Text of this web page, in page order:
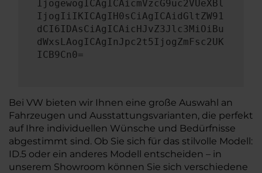
IjogewogICAgICAicmVzcG9uc2VUeXBl
IjogIiIKICAgIH0sCiAgICAidGltZW91
dCI6IDAsCiAgICAicHJvZ3Jlc3MiOiBu
dWxsLAogICAgInJpc2t5IjogZmFsc2UK
ICB9Cn0=
Bei VW bieten wir Ihnen eine große Auswahl an
Fahrzeugen und Ausstattungsvarianten, die perfekt
auf Ihre individuellen Wünsche und Bedürfnisse
abgestimmt sind. Ob Sie sich für das stilvolle Modell:
ID.5 oder ein anderes Modell entscheiden – in
unserem Showroom können Sie sich verschiedene